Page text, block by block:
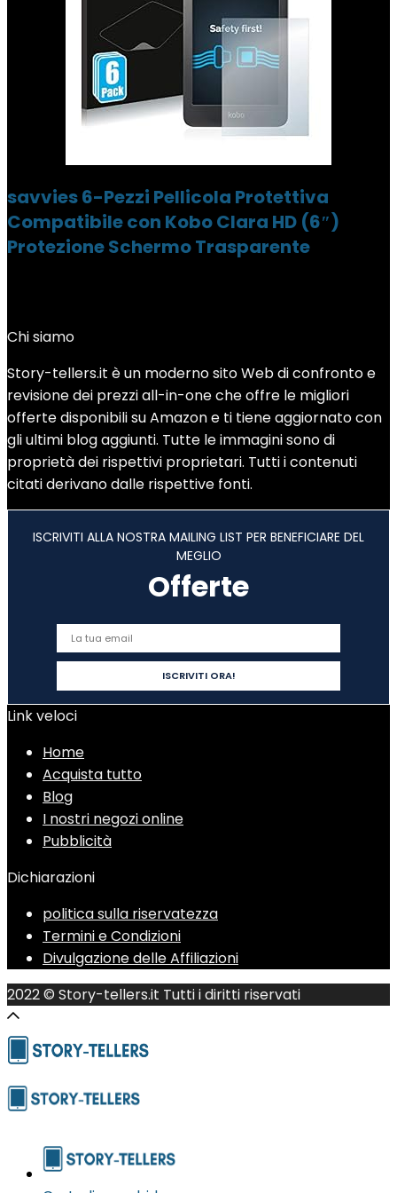
savvies 6-Pezzi Pellicola Protettiva
Compatibile con Kobo Clara HD (6″)
Protezione Schermo Trasparente
Chi siamo
Story-tellers.it è un moderno sito Web di confronto e
revisione dei prezzi all-in-one che offre le migliori
offerte disponibili su Amazon e ti tiene aggiornato con
gli ultimi blog aggiunti. Tutte le immagini sono di
proprietà dei rispettivi proprietari. Tutti i contenuti
citati derivano dalle rispettive fonti.
ISCRIVITI ALLA NOSTRA MAILING LIST PER BENEFICIARE DEL
MEGLIO
Offerte
Link veloci
Home
Acquista tutto
Blog
I nostri negozi online
Pubblicità
Dichiarazioni
politica sulla riservatezza
Termini e Condizioni
Divulgazione delle Affiliazioni
2022 © Story-tellers.it Tutti i diritti riservati